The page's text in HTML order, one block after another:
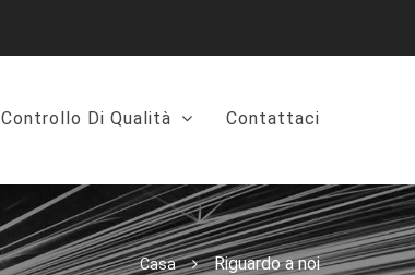
Controllo Di Qualità Contattaci
Casa Riguardo a noi